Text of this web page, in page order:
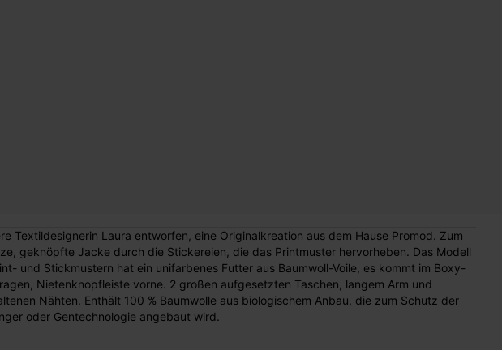
Textildesignerin Laura entworfen, eine Originalkreation aus dem Hause Promod. Zum
geknöpfte Jacke durch die Stickereien, die das Printmuster hervorheben. Das Modell
und Stickmustern hat ein unifarbenes Futter aus Baumwoll-Voile, es kommt im Boxy-
Nietenknopfleiste vorne. 2 großen aufgesetzten Taschen, langem Arm und
Nähten. Enthält 100 % Baumwolle aus biologischem Anbau, die zum Schutz der
oder Gentechnologie angebaut wird.